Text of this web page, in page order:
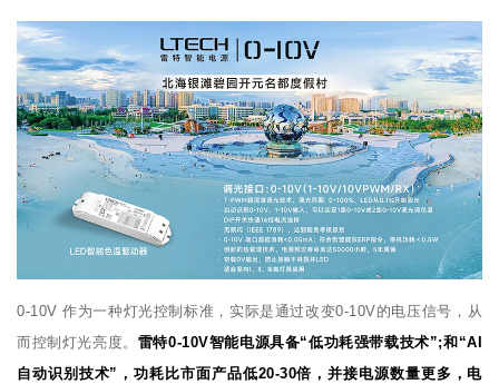
0-10V 作为一种灯光控制标准，实际是通过改变0-10V的电压信号，从
而控制灯光亮度。 雷特0-10V智能电源具备“低功耗强带载技术”;和“AI
自动识别技术”，功耗比市面产品低20-30倍，并接电源数量更多，电